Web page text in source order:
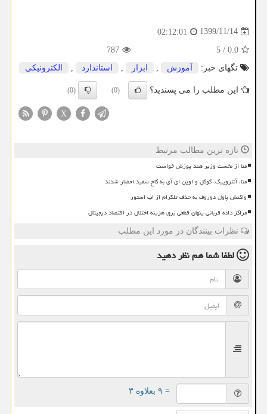
1399/11/14
02:12:01
0.0
/
5
787
تگهای خبر:
آموزش , ابزار , استاندارد , الكترونیكی
این مطلب را می پسندید؟ (0)
(0)
X
تازه ترین مطالب مرتبط
متا از نخست وزیر هند پوزش خواست
متا، آنتروپیک، گوگل و اوپن ای آی به کاخ سفید احضار شدند
واکنش پاول دوروف به حذف تلگرام از اپ استور
مراکز داده قربانی پنهان قطعی برق هزینه اختلال در اقتصاد دیجیتال
نظرات بینندگان در مورد این مطلب
لطفا شما همنظر دهید
= ۹ بعلاوه ۳